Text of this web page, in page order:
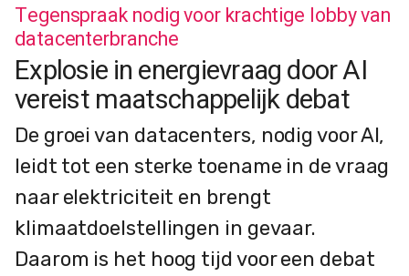
Tegenspraak nodig voor krachtige lobby van
datacenterbranche
Explosie in energievraag door AI
vereist maatschappelijk debat
De groei van datacenters, nodig voor AI,
leidt tot een sterke toename in de vraag
naar elektriciteit en brengt
klimaatdoelstellingen in gevaar.
Daarom is het hoog tijd voor een debat